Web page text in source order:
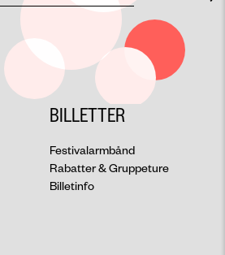
BILLETTER
Festivalarmbånd
Rabatter & Gruppeture
Billetinfo